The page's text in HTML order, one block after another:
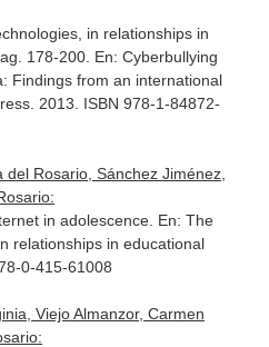
in relationships in
178-200. En: Cyberbullying
Findings from an international
2013. ISBN 978-1-84872-
del Rosario, Sánchez Jiménez,
in adolescence. En: The
relationships in educational
0-415-61008
Viejo Almanzor, Carmen